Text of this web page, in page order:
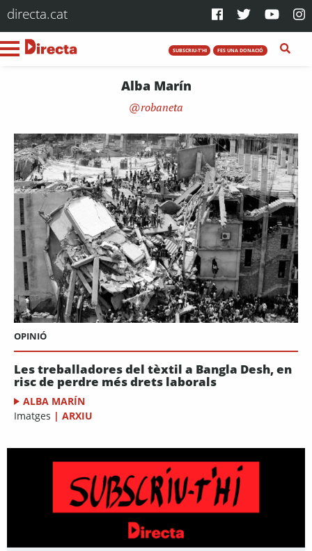
directa.cat
SUBSCRIU-T'HI FES UNA DONACIÓ
Alba Marín
robaneta
OPINIÓ
Les treballadores del tèxtil a Bangla Desh, en
risc de perdre més drets laborals
ALBA MARÍN
Imatges | ARXIU